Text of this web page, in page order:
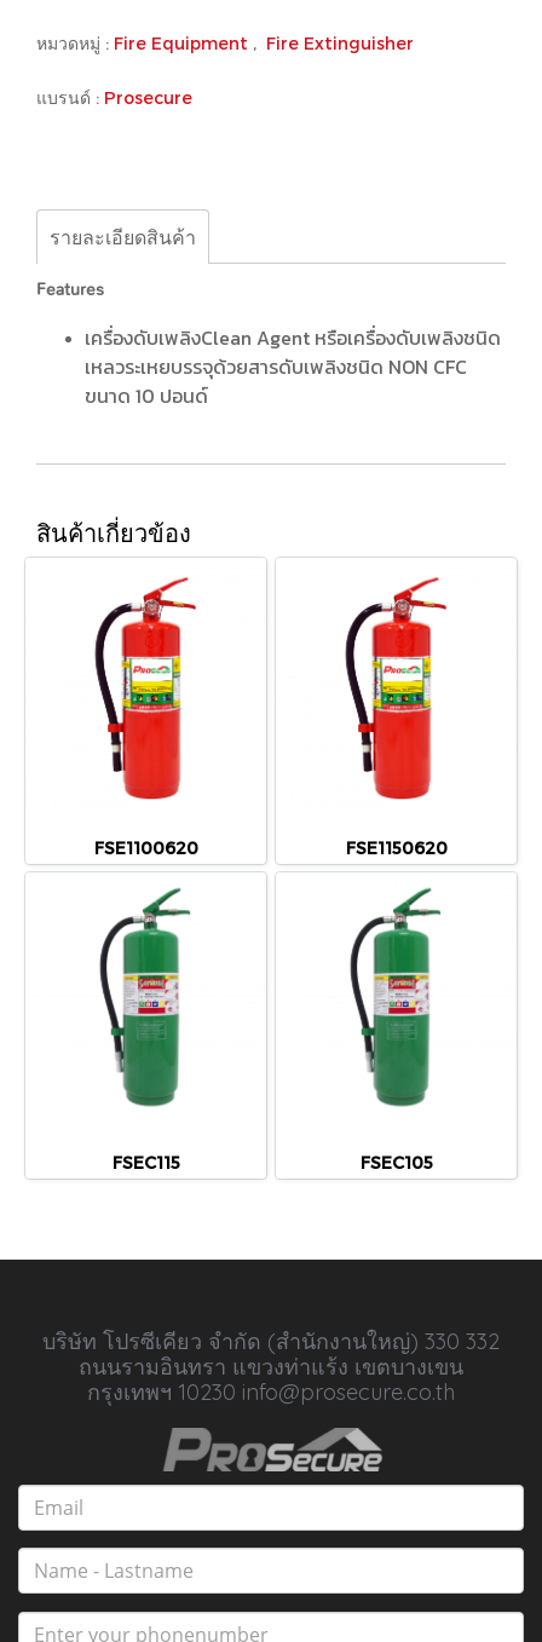
หมวดหมู่ : Fire Equipment , Fire Extinguisher
แบรนด์ : Prosecure
รายละเอียดสินค้า
Features
เครื่องดับเพลิงClean Agent หรือเครื่องดับเพลิงชนิด
เหลวระเหยบรรจุด้วยสารดับเพลิงชนิด NON CFC
ขนาด 10 ปอนด์
สินค้าเกี่ยวข้อง
FSE1100620 FSE1150620
FSEC115 FSEC105
บริษัท โปรซีเคียว จำกัด (สำนักงานใหญ่) 330 332
ถนนรามอินทรา แขวงท่าแร้ง เขตบางเขน
กรุงเทพฯ 10230 info@prosecure.co.th